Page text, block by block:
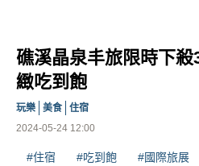
礁溪晶泉丰旅限時下
緻吃到飽
2024-05-24 12:00
玩樂 美食 住宿
#住宿 #吃到飽 #國際旅展